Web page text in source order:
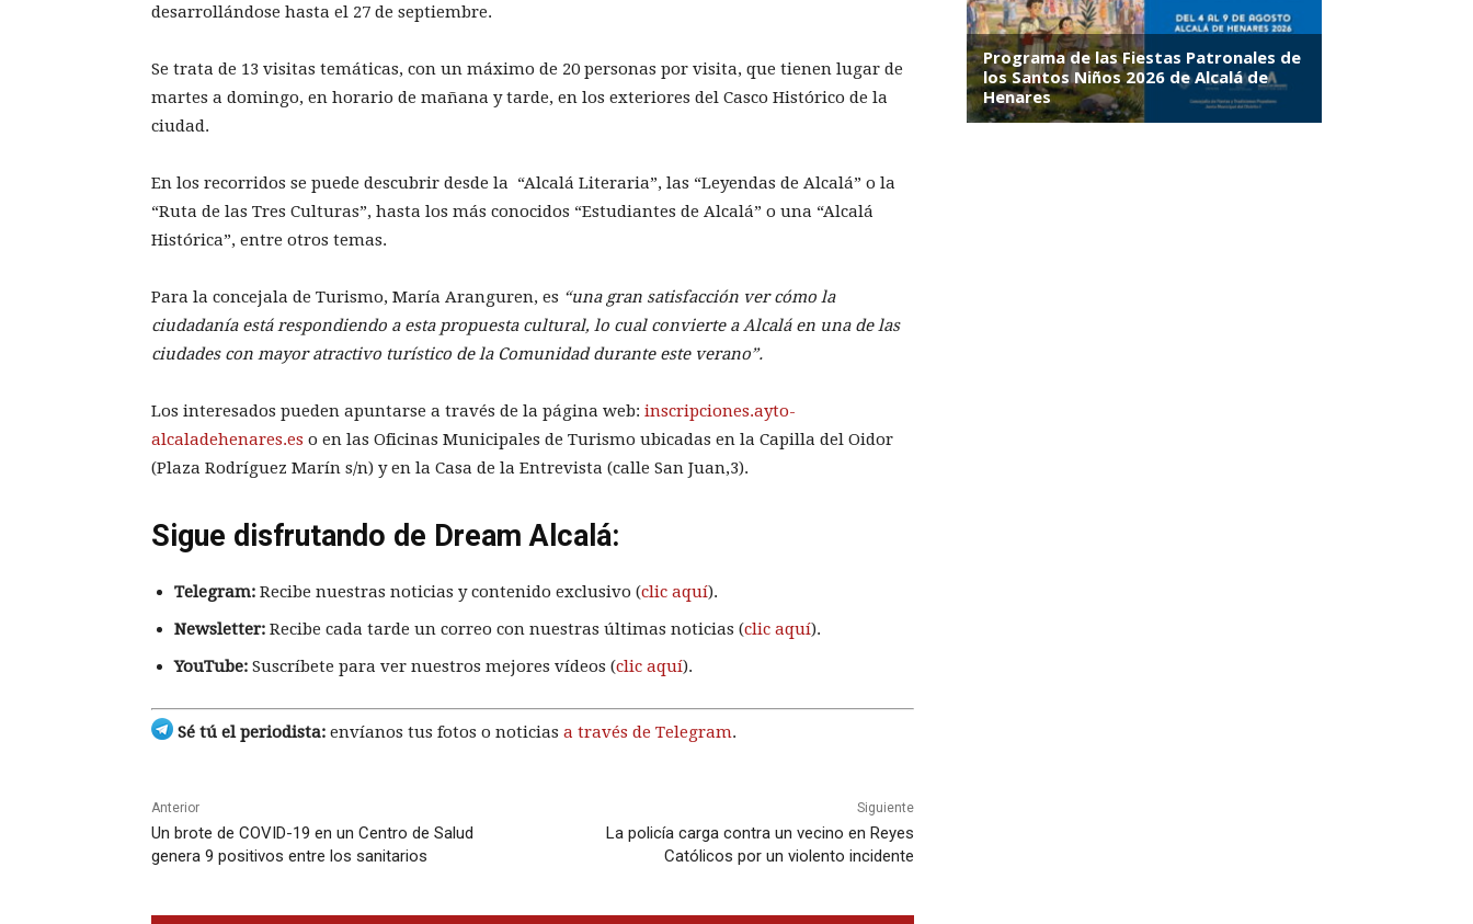
desarrollándose hasta el 27 de septiembre.
Se trata de 13 visitas temáticas, con un máximo de 20 personas por visita, que tienen lugar de
martes a domingo, en horario de mañana y tarde, en los exteriores del Casco Histórico de la
ciudad.
En los recorridos se puede descubrir desde la “Alcalá Literaria”, las “Leyendas de Alcalá” o la
“Ruta de las Tres Culturas”, hasta los más conocidos “Estudiantes de Alcalá” o una “Alcalá
Histórica”, entre otros temas.
Para la concejala de Turismo, María Aranguren, es “una gran satisfacción ver cómo la
ciudadanía está respondiendo a esta propuesta cultural, lo cual convierte a Alcalá en una de las
ciudades con mayor atractivo turístico de la Comunidad durante este verano”.
Los interesados pueden apuntarse a través de la página web: inscripciones.ayto-
alcaladehenares.es o en las Oficinas Municipales de Turismo ubicadas en la Capilla del Oidor
(Plaza Rodríguez Marín s/n) y en la Casa de la Entrevista (calle San Juan,3).
Sigue disfrutando de Dream Alcalá:
Telegram: Recibe nuestras noticias y contenido exclusivo (clic aquí).
Newsletter: Recibe cada tarde un correo con nuestras últimas noticias (clic aquí).
YouTube: Suscríbete para ver nuestros mejores vídeos (clic aquí).
Sé tú el periodista: envíanos tus fotos o noticias a través de Telegram.
Anterior
Un brote de COVID-19 en un Centro de Salud
genera 9 positivos entre los sanitarios
Siguiente
La policía carga contra un vecino en Reyes
Católicos por un violento incidente